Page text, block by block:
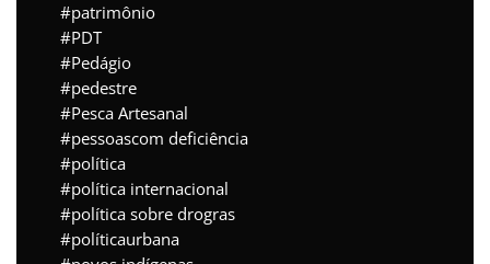
patrimônio
PDT
Pedágio
pedestre
Pesca Artesanal
pessoascom deficiência
política
política internacional
política sobre drogras
políticaurbana